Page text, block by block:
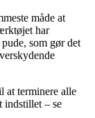
måde at
har
som gør det
at terminere alle
indstillet – se